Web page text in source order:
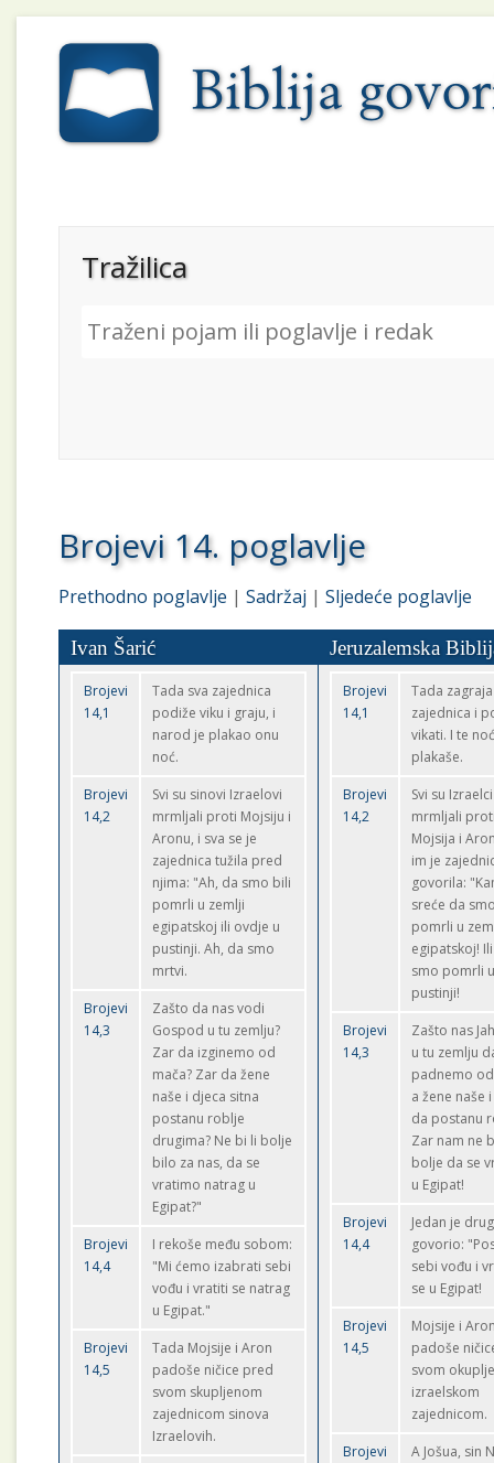
Tražilica
Brojevi 14. poglavlje
Prethodno poglavlje |Sadržaj |Sljedeće poglavlje
Ivan Šarić Jeruzalemska
Brojevi
14,1
Tada sva zajednica
podiže viku i graju, i
narod je plakao onu
noć.
Brojevi
14,2
Svi su sinovi Izraelovi
mrmljali proti Mojsiju i
Aronu, i sva se je
zajednica tužila pred
njima: "Ah, da smo bili
pomrli u zemlji
egipatskoj ili ovdje u
pustinji. Ah, da smo
mrtvi.
Brojevi
14,3
Zašto da nas vodi
Gospod u tu zemlju?
Zar da izginemo od
mača? Zar da žene
naše i djeca sitna
postanu roblje
drugima? Ne bi li bolje
bilo za nas, da se
vratimo natrag u
Egipat?"
Brojevi
14,4
I rekoše među sobom:
"Mi ćemo izabrati sebi
vođu i vratiti se natrag
u Egipat."
Brojevi
14,5
Tada Mojsije i Aron
padoše ničice pred
svom skupljenom
zajednicom sinova
Izraelovih.
Brojevi
14,1
Tada
zajednica i
vikati. I te
plakaše.
Brojevi
14,2
Svi su Izraelci
mrmljali
Mojsija i
im je
govorila:
sreće da
pomrli u
egipatskoj!
smo pomrli
pustinji!
Brojevi
14,3
Zašto nas
u tu zemlju
padnemo
a žene naše
da postanu
Zar nam ne
bolje da se
u Egipat!
Brojevi
14,4
Jedan je
govorio:
sebi vođu i
se u Egipat!
Brojevi
14,5
Mojsije i
padoše
svom
izraelskom
zajednicom.
Brojevi
A Jošua, sin